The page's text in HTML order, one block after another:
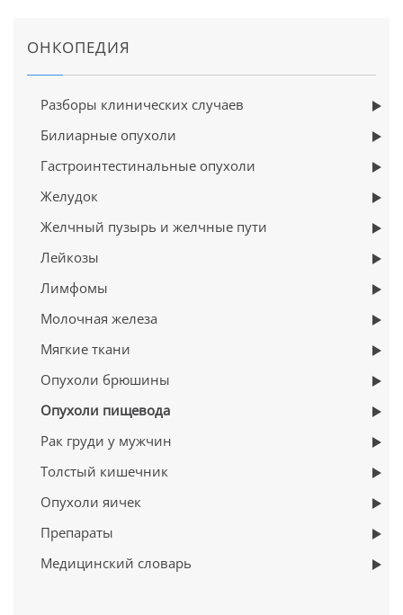
ОНКОПЕДИЯ
Разборы клинических случаев
Билиарные опухоли
Гастроинтестинальные опухоли
Желудок
Желчный пузырь и желчные пути
Лейкозы
Лимфомы
Молочная железа
Мягкие ткани
Опухоли брюшины
Опухоли пищевода
Рак груди у мужчин
Толстый кишечник
Опухоли яичек
Препараты
Медицинский словарь